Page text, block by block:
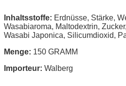
Inhaltsstoffe: Erdnüsse, Stärke,
Wasabiaroma, Maltodextrin,
Wasabi Japonica, Silicumdioxid,
Menge: 150 GRAMM
Importeur: Walberg